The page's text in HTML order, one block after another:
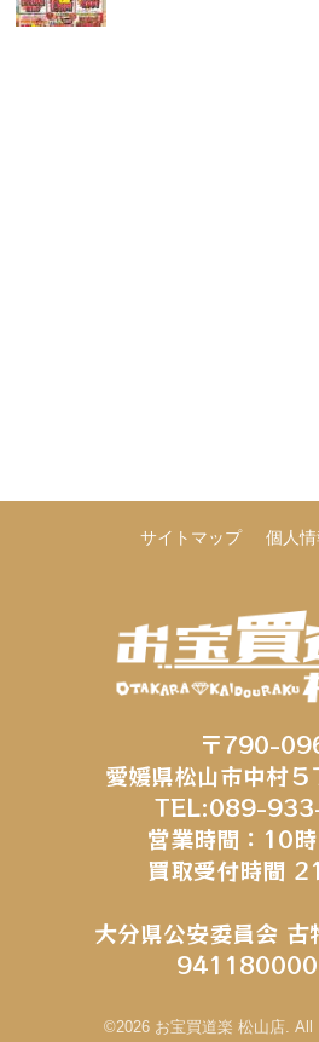
サイトマップ 個人
〒790-
愛媛県松山市中村５
TEL:089-
営業時間：10
買取受付時間
大分県公安委員会 古
©2026 お宝買道楽 松山店. All